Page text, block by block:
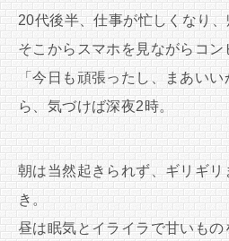
20代後半、仕事が忙しくなり、
そこからスマホを見ながらコン
「今日も頑張ったし、まあい
ら、気づけば深夜2時。
朝は当然起きられず、ギリギリ
き。
昼は眠気とイライラで甘いも